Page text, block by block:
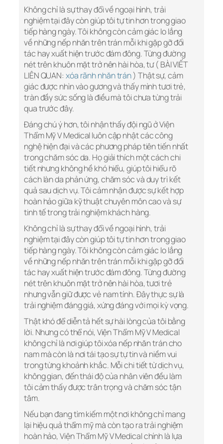
Không chỉ là sự thay đổi về ngoại hình, trải
nghiệm tại đây còn giúp tôi tự tin hơn trong giao
tiếp hàng ngày. Tôi không còn cảm giác lo lắng
về những nếp nhăn trên trán mỗi khi gặp gỡ đối
tác hay xuất hiện trước đám đông. Từng đường
nét trên khuôn mặt trở nên hài hòa, tư ( BÀI VIẾT
LIÊN QUAN: xóa rãnh nhăn trán) Thật sự, cảm
giác được nhìn vào gương và thấy mình tươi trẻ,
tràn đầy sức sống là điều mà tôi chưa từng trải
qua trước đây.
Đáng chú ý hơn, tôi nhận thấy đội ngũ ở Viện
Thẩm Mỹ V Medical luôn cập nhật các công
nghệ hiện đại và các phương pháp tiên tiến nhất
trong chăm sóc da. Họ giải thích một cách chi
tiết nhưng không hề khó hiểu, giúp tôi hiểu rõ
cách làn da phản ứng, chăm sóc và duy trì kết
quả sau dịch vụ. Tôi cảm nhận được sự kết hợp
hoàn hảo giữa kỹ thuật chuyên môn cao và sự
tinh tế trong trải nghiệm khách hàng.
Không chỉ là sự thay đổi về ngoại hình, trải
nghiệm tại đây còn giúp tôi tự tin hơn trong giao
tiếp hàng ngày. Tôi không còn cảm giác lo lắng
về những nếp nhăn trên trán mỗi khi gặp gỡ đối
tác hay xuất hiện trước đám đông. Từng đường
nét trên khuôn mặt trở nên hài hòa, tươi trẻ
nhưng vẫn giữ được vẻ nam tính. Đây thực sự là
trải nghiệm đáng giá, xứng đáng với mọi kỳ vọng.
Thật khó để diễn tả hết sự hài lòng của tôi bằng
lời. Nhưng có thể nói, Viện Thẩm Mỹ V Medical
không chỉ là nơi giúp tôi xóa nếp nhăn trán cho
nam mà còn là nơi tái tạo sự tự tin và niềm vui
trong từng khoảnh khắc. Mỗi chi tiết từ dịch vụ,
không gian, đến thái độ của nhân viên đều làm
tôi cảm thấy được trân trọng và chăm sóc tận
tâm.
Nếu bạn đang tìm kiếm một nơi không chỉ mang
lại hiệu quả thẩm mỹ mà còn tạo ra trải nghiệm
hoàn hảo, Viện Thẩm Mỹ V Medical chính là lựa